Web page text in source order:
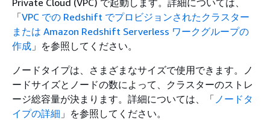
「VPC での Redshift でプロビジョンされたクラスター
または Amazon Redshift Serverless ワークグループの
作成 」を参照してください。
ノードタイプは、さまざまなサイズで使用できます。ノ
ードサイズとノードの数によって、クラスターのストレ
ージ総容量が決まります。詳細については、「 ノードタ
イプの詳細 」を参照してください。